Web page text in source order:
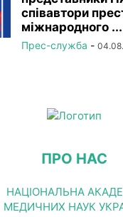
співавтори
міжнародного ...
Прес-служба -
ПРО НАС
НАЦІОНАЛЬНА
МЕДИЧНИХ НАУК